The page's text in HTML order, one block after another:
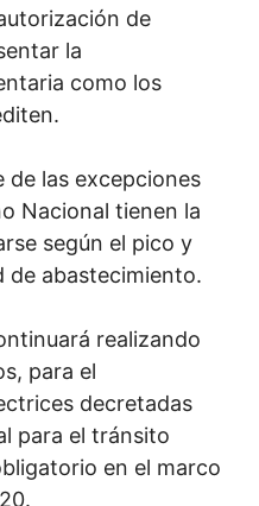
de
la
como los
de las excepciones
Nacional tienen la
según el pico y
de abastecimiento.
realizando
para el
decretadas
para el tránsito
en el marco